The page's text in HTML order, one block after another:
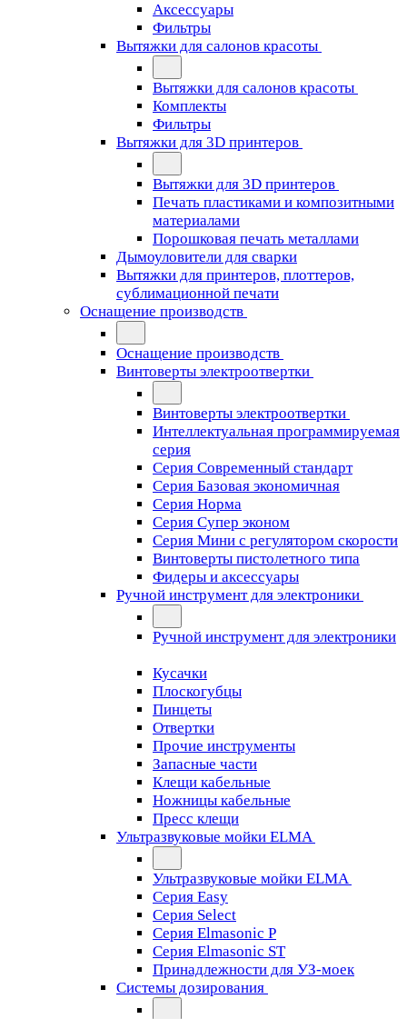
Аксессуары
Фильтры
Вытяжки для салонов красоты
Вытяжки для салонов красоты
Комплекты
Фильтры
Вытяжки для 3D принтеров
Вытяжки для 3D принтеров
Печать пластиками и композитными
материалами
Порошковая печать металлами
Дымоуловители для сварки
Вытяжки для принтеров, плоттеров,
сублимационной печати
Оснащение производств
Оснащение производств
Винтоверты электроотвертки
Винтоверты электроотвертки
Интеллектуальная программируемая
серия
Серия Современный стандарт
Серия Базовая экономичная
Серия Норма
Серия Cупер эконом
Серия Мини с регулятором скорости
Винтоверты пистолетного типа
Фидеры и аксессуары
Ручной инструмент для электроники
Ручной инструмент для электроники
Кусачки
Плоскогубцы
Пинцеты
Отвертки
Прочие инструменты
Запасные части
Клещи кабельные
Ножницы кабельные
Пресс клещи
Ультразвуковые мойки ELMA
Ультразвуковые мойки ELMA
Серия Easy
Серия Select
Серия Elmasonic P
Серия Elmasonic ST
Принадлежности для УЗ-моек
Системы дозирования